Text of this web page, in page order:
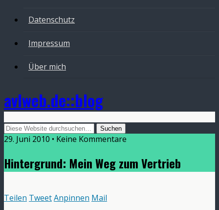
Datenschutz
Impressum
Über mich
avlweb.de::blog
29. Juni 2010 • Keine Kommentare
Hintergrund: Mein Weg zum Vertrieb
Teilen TweetAnpinnen Mail